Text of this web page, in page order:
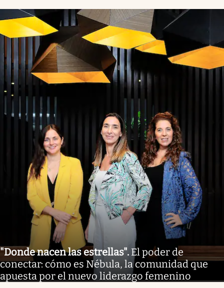
"Donde nacen las estrellas". El poder de
conectar: cómo es Nébula, la comunidad que
apuesta por el nuevo liderazgo femenino